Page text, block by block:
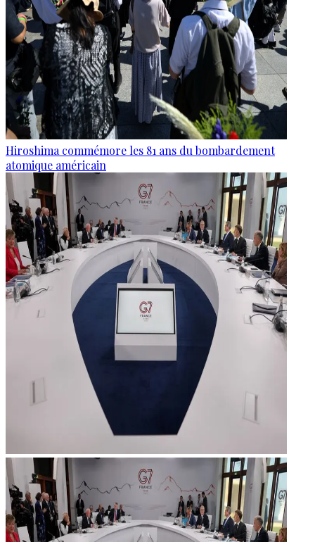
Hiroshima commémore les 81 ans du bombardement
atomique américain